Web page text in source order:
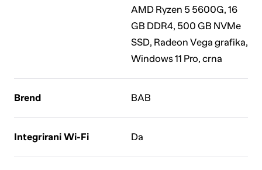
AMD Ryzen 5 5600G, 16
GB DDR4, 500 GB NVMe
SSD, Radeon Vega grafika,
Windows 11 Pro, crna
Brend BAB
Integrirani Wi-Fi Da